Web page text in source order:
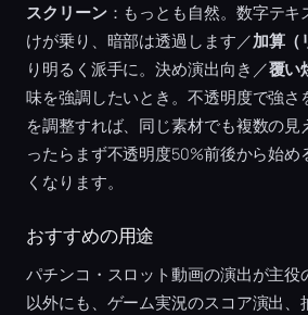
スクリーン：もっとも自然。数字テキ
けが乗り、暗部は透過します／加算（
り明るく派手に。決め演出向き／覆い
味を強調したいとき。不透明度で強さ
を調整すれば、同じ素材でも複数の見
ったらまず不透明度50%前後から始め
くなります。
おすすめの用途
パチンコ・スロット動画の演出が主役
以外にも、ゲーム実況のスコア演出、